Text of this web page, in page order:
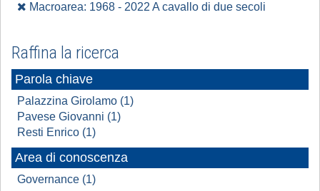
Macroarea: 1968 - 2022 A cavallo di due secoli
Raffina la ricerca
Parola chiave
Palazzina Girolamo (1)
Pavese Giovanni (1)
Resti Enrico (1)
Area di conoscenza
Governance (1)